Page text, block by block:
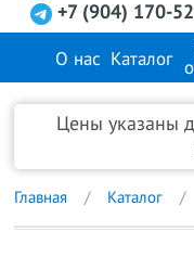
+7 (904) 170-
О нас Каталог
Продажа
Цены указаны
Главная Каталог